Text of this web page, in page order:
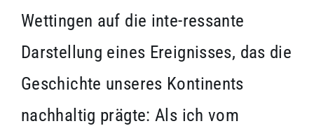
Wettingen auf die inte-ressante
Darstellung eines Ereignisses, das die
Geschichte unseres Kontinents
nachhaltig prägte: Als ich vom